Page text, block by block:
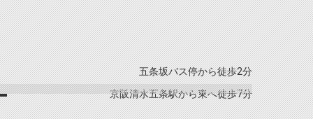
五条坂バス停から徒歩2分
京阪清水五条駅から東へ徒歩7分